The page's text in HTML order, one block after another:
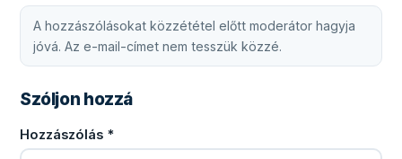
A hozzászólásokat közzététel előtt moderátor hagyja
jóvá. Az e-mail-címet nem tesszük közzé.
Szóljon hozzá
Hozzászólás *